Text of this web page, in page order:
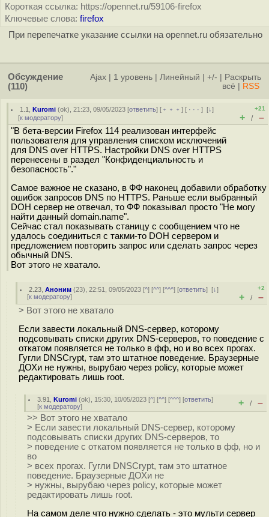
Короткая ссылка: https://opennet.ru/59106-firefox
Ключевые слова: firefox
При перепечатке указание ссылки на opennet.ru обязательно
Обсуждение
(110)
Ajax 1 уровень Линейный +/-
Раскрыть
всё
RSS
1.1 ,Kuromi (ok), 21:23, 09/05/2023 [ответить] [ ﹢﹢﹢] [ · · ·][↓]
[к модератору]
+21
+ / –
"В бета-версии Firefox 114 реализован интерфейс
пользователя для управления списком исключений
для DNS over HTTPS. Настройки DNS over HTTPS
перенесены в раздел "Конфиденциальность и
безопасность"."
Самое важное не сказано, в ФФ наконец добавили обработку
ошибок запросов DNS по HTTPS. Раньше если выбранный
DOH сервер не отвечал, то ФФ показывал просто "Не могу
найти данный domain.name".
Сейчас стал показывать станицу с сообщением что не
удалось соединиться с такми-то DOH сервером и
предложением повторить запрос или сделать запрос через
обычный DNS.
Вот этого не хватало.
2.23 ,Аноним (23), 22:51, 09/05/2023 [^] [^^] [^^^] [ответить][↓]
[к модератору]
+2
+ / –
> Вот этого не хватало
Если завести локальный DNS-сервер, которому
подсовывать списки других DNS-серверов, то поведение с
откатом появляется не только в фф, но и во всех прогах.
Гугли DNSCrypt, там это штатное поведение. Браузерные
ДОХи не нужны, вырубаю через policy, которые может
редактировать лишь root.
3.91 ,Kuromi (ok), 15:30, 10/05/2023 [^] [^^] [^^^] [ответить]
[к модератору] + / –
>> Вот этого не хватало
> Если завести локальный DNS-сервер, которому
подсовывать списки других DNS-серверов, то
> поведение с откатом появляется не только в фф, но и
во
> всех прогах. Гугли DNSCrypt, там это штатное
поведение. Браузерные ДОХи не
> нужны, вырубаю через policy, которые может
редактировать лишь root.
На самом деле что нужно сделать - это мульти сервер